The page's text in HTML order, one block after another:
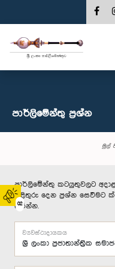
02
පාර්ලි‌මේන්තු‌ ප්‍රශ්න
මුල්
පාර්ලිමේන්තු කටයුතුවලට
පිළිතුරු දෙන ප්‍රශ්න සෙවීමට
කරන්න.
ව්‍යවස්ථාදායකය